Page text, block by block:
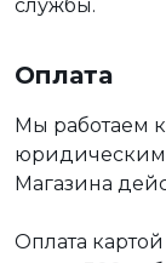
службы.
Оплата
Мы работаем
Магазина
Оплата